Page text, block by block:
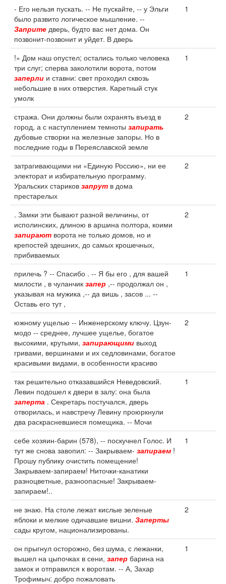
- Его нельзя пускать. -- Не пускайте, -- у Эльги
было развито логическое мышление. --
Заприте дверь, будто вас нет дома. Он
позвонит-позвонит и уйдет. В дверь
1
!» Дом наш опустел; остались только человека
три слуг; сперва заколотили ворота, потом
заперли и ставни: свет проходил сквозь
небольшие в них отверстия. Каретный стук
умолк
1
стража. Они должны были охранять въезд в
город, а с наступлением темноты запирать
дубовые створки на железные запоры. Но в
последние годы в Переяславской земле
2
затрагивающими ни «Единую Россию», ни ее
электорат и избирательную программу.
Уральских стариков запрут в дома
престарелых
2
. Замки эти бывают разной величины, от
исполинских, длиною в аршина полтора, коими
запирают ворота не только домов, но и
крепостей здешних, до самых крошечных,
прибиваемых
2
прилечь ? -- Спасибо . -- Я бы его , для вашей
милости , в чуланчик запер ,-- продолжал он ,
указывая на мужика ,-- да вишь , засов ... --
Оставь его тут ,
1
южному ущелью -- Инженерскому ключу. Цзун-
модо -- среднее, лучшее ущелье, богатое
высокими, крутыми, запирающими выход
гривами, вершинами и их седловинами, богатое
красивыми видами, в особенности красиво
2
так решительно отказавшийся Неведовский.
Левин подошел к двери в залу: она была
заперта . Секретарь постучался, дверь
отворилась, и навстречу Левину проюркнули
два раскрасневшиеся помещика. -- Мочи
1
себе хозяин-барин (578), -- поскучнел Голос. И
тут же снова завопил: -- Закрываем- запираем !
Прошу публику очистить помещение!
Закрываем-запираем! Ниточки-канатики
разноцветные, разноопасные! Закрываем-
запираем!..
1
не знаю. На столе лежат кислые зеленые
яблоки и мелкие одичавшие вишни. Заперты
сады кругом, национализированы.
2
он прыгнул осторожно, без шума, с лежанки,
вышел на цыпочках в сени, запер барина на
замок и отправился к воротам. -- А, Захар
Трофимыч: добро пожаловать
1